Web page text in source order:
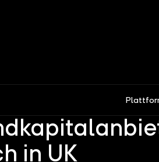
in UK